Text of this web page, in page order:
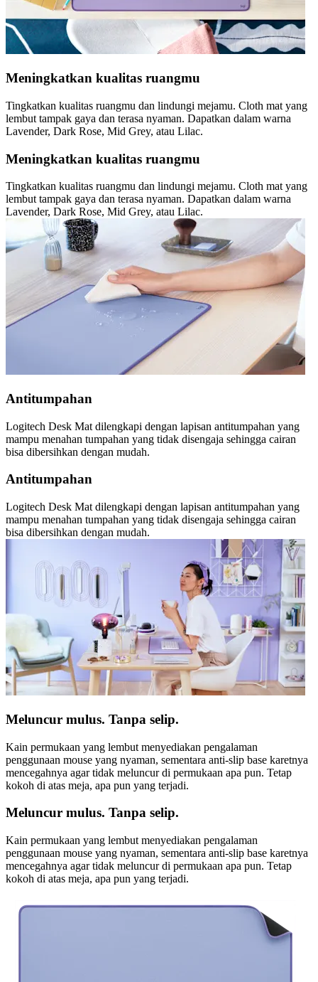
Meningkatkan kualitas ruangmu
Tingkatkan kualitas ruangmu dan lindungi mejamu. Cloth mat yang
lembut tampak gaya dan terasa nyaman. Dapatkan dalam warna
Lavender, Dark Rose, Mid Grey, atau Lilac.
Meningkatkan kualitas ruangmu
Tingkatkan kualitas ruangmu dan lindungi mejamu. Cloth mat yang
lembut tampak gaya dan terasa nyaman. Dapatkan dalam warna
Lavender, Dark Rose, Mid Grey, atau Lilac.
Antitumpahan
Logitech Desk Mat dilengkapi dengan lapisan antitumpahan yang
mampu menahan tumpahan yang tidak disengaja sehingga cairan
bisa dibersihkan dengan mudah.
Antitumpahan
Logitech Desk Mat dilengkapi dengan lapisan antitumpahan yang
mampu menahan tumpahan yang tidak disengaja sehingga cairan
bisa dibersihkan dengan mudah.
Meluncur mulus. Tanpa selip.
Kain permukaan yang lembut menyediakan pengalaman
penggunaan mouse yang nyaman, sementara anti-slip base karetnya
mencegahnya agar tidak meluncur di permukaan apa pun. Tetap
kokoh di atas meja, apa pun yang terjadi.
Meluncur mulus. Tanpa selip.
Kain permukaan yang lembut menyediakan pengalaman
penggunaan mouse yang nyaman, sementara anti-slip base karetnya
mencegahnya agar tidak meluncur di permukaan apa pun. Tetap
kokoh di atas meja, apa pun yang terjadi.